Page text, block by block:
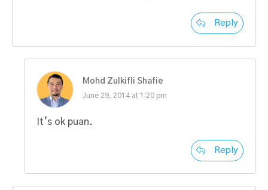
Reply
Mohd Zulkifli Shafie
June 29, 2014 at 1:20 pm
It’s ok puan.
Reply